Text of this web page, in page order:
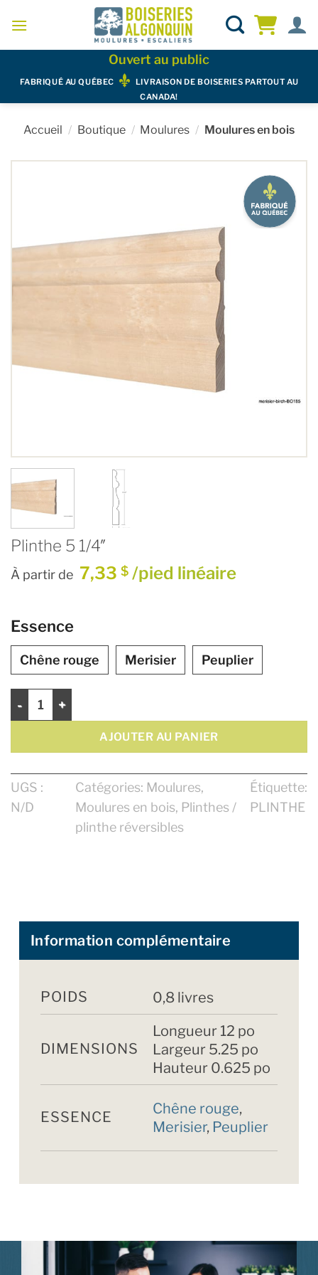
Ouvert au public
FABRIQUÉ AU QUÉBEC
LIVRAISON DE BOISERIES PARTOUT AU
CANADA!
Accueil / Boutique / Moulures / Moulures en bois
Plinthe 5 1/4″
À partir de 7,33 $ /pied linéaire
Essence
Chêne rouge Merisier Peuplier
AJOUTER AU PANIER
UGS :
N/D
Catégories: Moulures,
Moulures en bois, Plinthes /
plinthe réversibles
Étiquette:
PLINTHE
Information complémentaire
POIDS 0,8 livres
DIMENSIONS
Longueur 12 po
Largeur 5.25 po
Hauteur 0.625 po
ESSENCE Chêne rouge,
Merisier, Peuplier